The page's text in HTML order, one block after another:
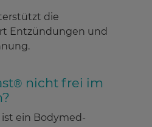
die
Entzündungen und
® nicht frei im
ist ein Bodymed-